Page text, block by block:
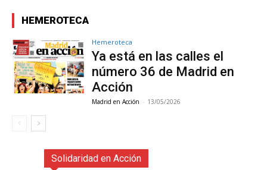
HEMEROTECA
Hemeroteca
Ya está en las calles el
número 36 de Madrid en
Acción
Madrid en Acción - 13/05/2026
Solidaridad en Acción